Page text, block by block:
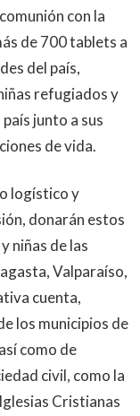
con la
de 700 tablets a
del país,
refugiados y
junto a sus
de vida.
logístico y
donarán estos
niñas de las
Valparaíso,
cuenta,
los municipios de
como de
civil, como la
Cristianas